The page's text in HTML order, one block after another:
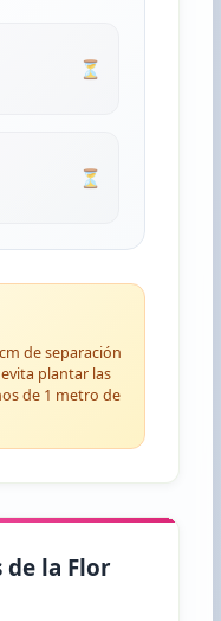
⏳
⏳
de separación
plantar las
de 1 metro de
la Flor